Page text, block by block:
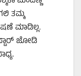
ತಮ್ಮ
ಮಾಡಿಲ್ಲ.
ಜೋಡಿ